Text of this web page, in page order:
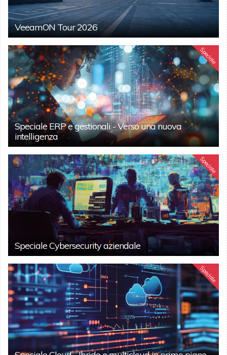
VeeamON Tour 2026
Speciale
Speciale ERP e gestionali - Verso una nuova
intelligenza
Speciale
Speciale Cybersecurity aziendale
Speciale